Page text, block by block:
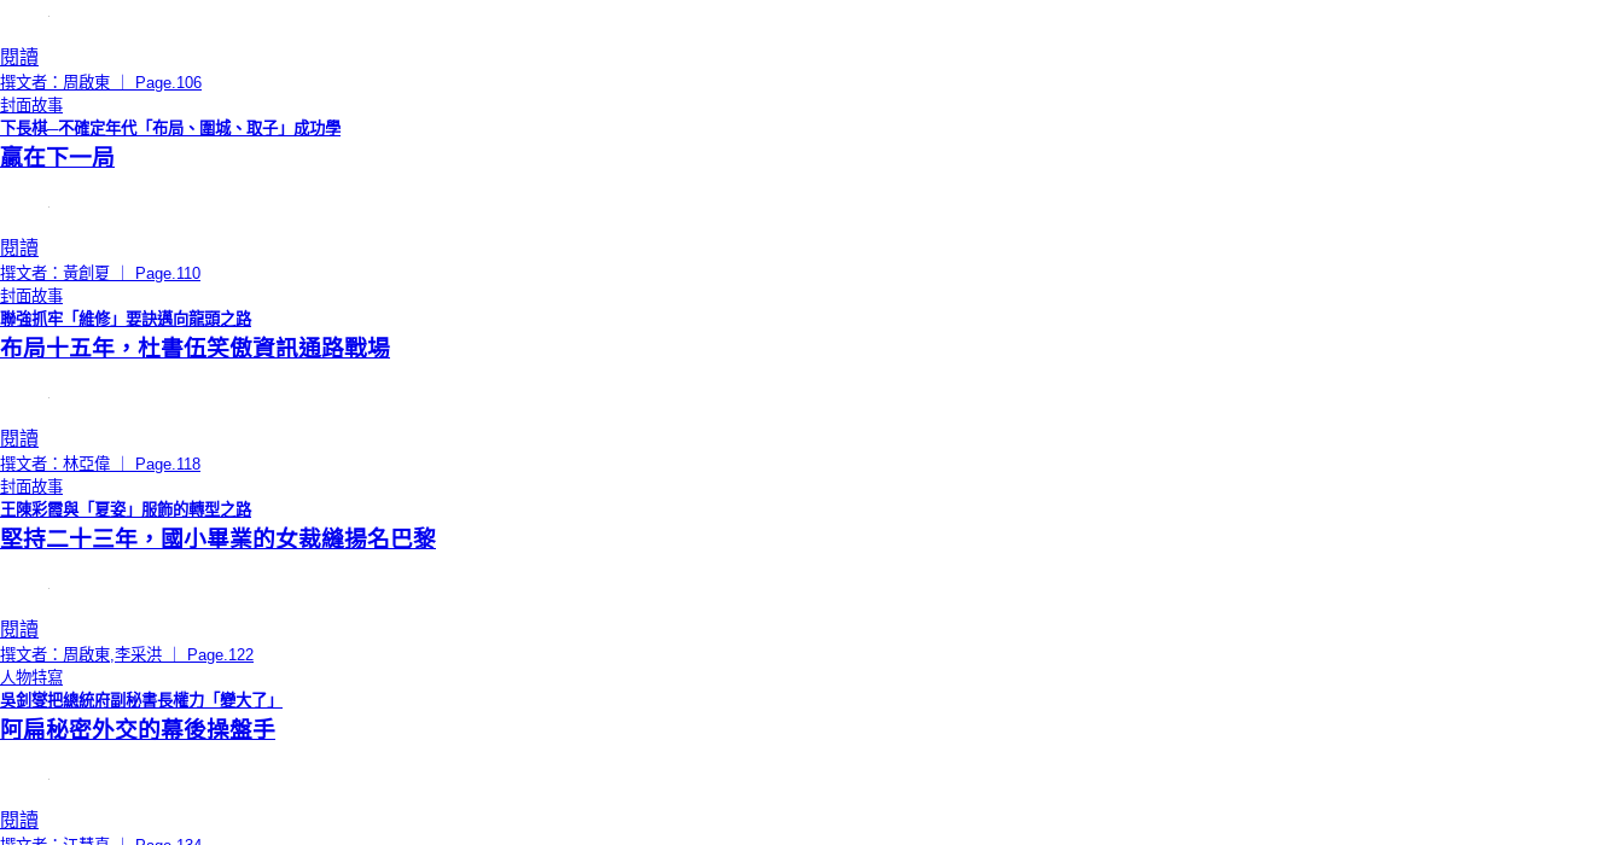
閱讀
撰文者：周啟東 ｜ Page.106
封面故事
下長棋─不確定年代「布局、圍城、取子」成功學
贏在下一局
閱讀
撰文者：黃創夏 ｜ Page.110
封面故事
聯強抓牢「維修」要訣邁向龍頭之路
布局十五年，杜書伍笑傲資訊通路戰場
閱讀
撰文者：林亞偉 ｜ Page.118
封面故事
王陳彩霞與「夏姿」服飾的轉型之路
堅持二十三年，國小畢業的女裁縫揚名巴黎
閱讀
撰文者：周啟東,李采洪 ｜ Page.122
人物特寫
吳釗燮把總統府副秘書長權力「變大了」
阿扁秘密外交的幕後操盤手
閱讀